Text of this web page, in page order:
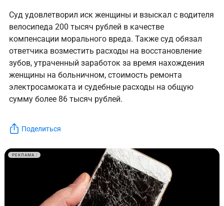
Суд удовлетворил иск женщины и взыскал с водителя
велосипеда 200 тысяч рублей в качестве
компенсации морального вреда. Также суд обязал
ответчика возместить расходы на восстановление
зубов, утраченный заработок за время нахождения
женщины на больничном, стоимость ремонта
электросамоката и судебные расходы на общую
сумму более 86 тысяч рублей.
Поделиться
РЕКЛАМА